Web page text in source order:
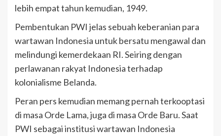
lebih empat tahun kemudian, 1949.
Pembentukan PWI jelas sebuah keberanian para
wartawan Indonesia untuk bersatu mengawal dan
melindungi kemerdekaan RI. Seiring dengan
perlawanan rakyat Indonesia terhadap
kolonialisme Belanda.
Peran pers kemudian memang pernah terkooptasi
di masa Orde Lama, juga di masa Orde Baru. Saat
PWI sebagai institusi wartawan Indonesia